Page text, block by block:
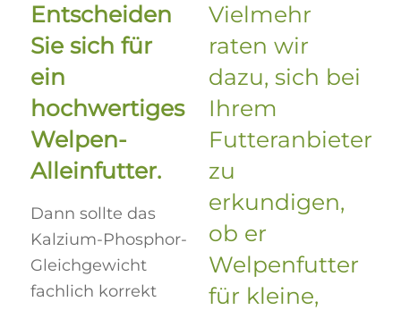
Entscheiden
Sie sich für
ein
hochwertiges
Welpen-
Alleinfutter.
Dann sollte das
Kalzium-Phosphor-
Gleichgewicht
fachlich korrekt
Vielmehr
raten wir
dazu, sich bei
Ihrem
Futteranbieter
zu
erkundigen,
ob er
Welpenfutter
für kleine,